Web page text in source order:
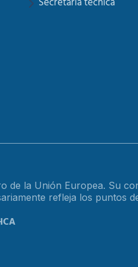
de la Unión Europea. Su
refleja los puntos